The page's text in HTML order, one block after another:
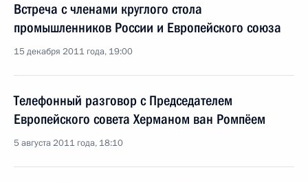
Встреча с членами круглого стола
промышленников России и Европейского союза
15 декабря 2011 года, 19:00
Телефонный разговор с Председателем
Европейского совета Херманом ван Ромпёем
5 августа 2011 года, 18:10